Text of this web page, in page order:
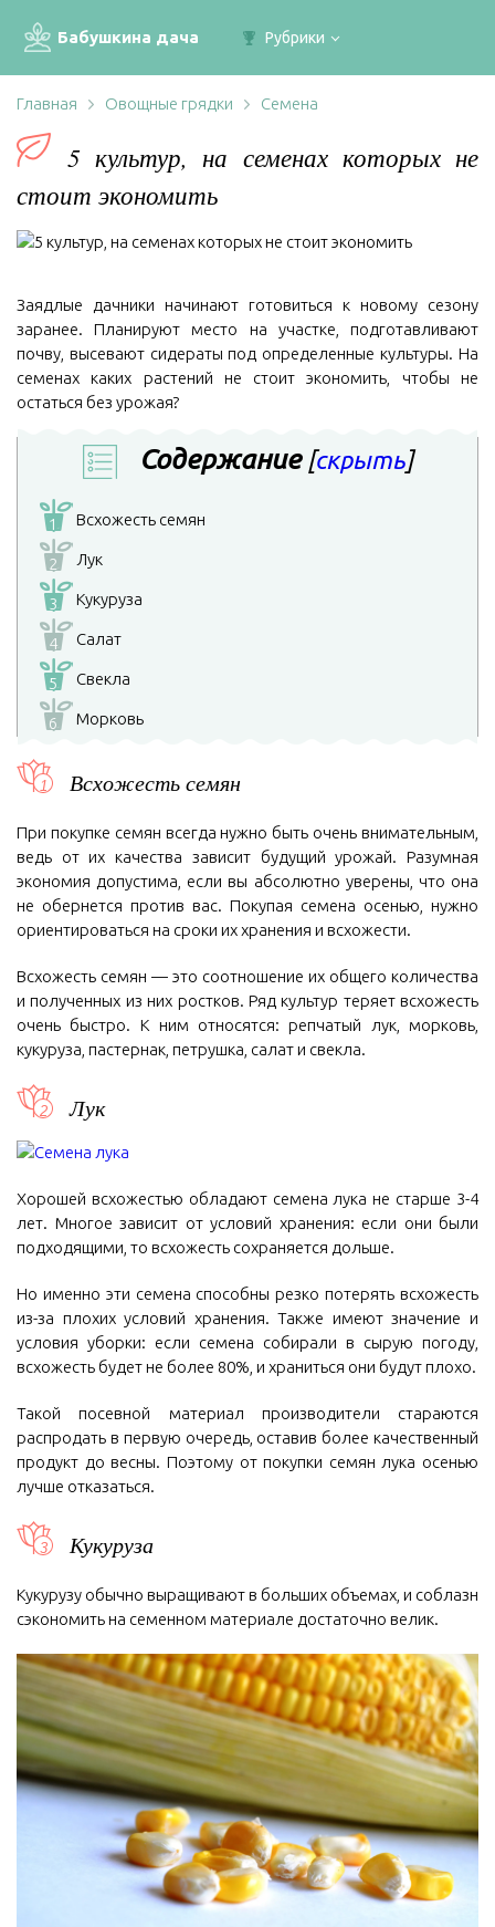
Бабушкина дача Рубрики
Главная Овощные грядки Семена
5 культур, на семенах которых не
стоит экономить
Заядлые дачники начинают готовиться к новому сезону
заранее. Планируют место на участке, подготавливают
почву, высевают сидераты под определенные культуры. На
семенах каких растений не стоит экономить, чтобы не
остаться без урожая?
Содержание [скрыть]
1 Всхожесть семян
2 Лук
3 Кукуруза
4 Салат
5 Свекла
6 Морковь
Всхожесть семян
При покупке семян всегда нужно быть очень внимательным,
ведь от их качества зависит будущий урожай. Разумная
экономия допустима, если вы абсолютно уверены, что она
не обернется против вас. Покупая семена осенью, нужно
ориентироваться на сроки их хранения и всхожести.
Всхожесть семян — это соотношение их общего количества
и полученных из них ростков. Ряд культур теряет всхожесть
очень быстро. К ним относятся: репчатый лук, морковь,
кукуруза, пастернак, петрушка, салат и свекла.
Лук
Хорошей всхожестью обладают семена лука не старше 3-4
лет. Многое зависит от условий хранения: если они были
подходящими, то всхожесть сохраняется дольше.
Но именно эти семена способны резко потерять всхожесть
из-за плохих условий хранения. Также имеют значение и
условия уборки: если семена собирали в сырую погоду,
всхожесть будет не более 80%, и храниться они будут плохо.
Такой посевной материал производители стараются
распродать в первую очередь, оставив более качественный
продукт до весны. Поэтому от покупки семян лука осенью
лучше отказаться.
Кукуруза
Кукурузу обычно выращивают в больших объемах, и соблазн
сэкономить на семенном материале достаточно велик.